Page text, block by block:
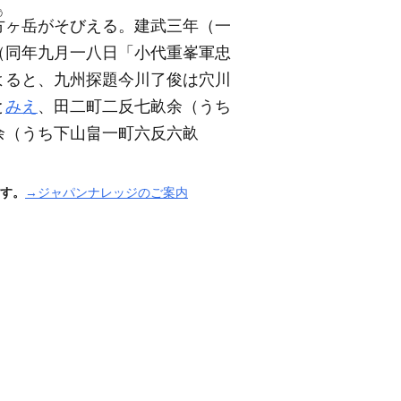
ヶ岳がそびえる。建武三年 （一
同年九月一八日「小代重峯軍忠
ると、九州探題今川了俊は穴川
みえ 、田二町二反七畝余 （うち
（うち下山畠一町六反六畝
。 →ジャパンナレッジのご案内